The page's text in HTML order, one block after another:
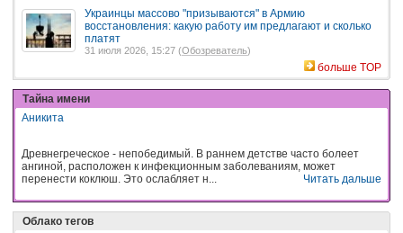
Украинцы массово "призываются" в Армию
восстановления: какую работу им предлагают и сколько
платят
31 июля 2026, 15:27 (Обозреватель)
больше TOP
Тайна имени
Аникита
Древнегреческое - непобедимый. В раннем детстве часто болеет
ангиной, расположен к инфекционным заболеваниям, может
перенести коклюш. Это ослабляет н...
Читать дальше
Облако тегов